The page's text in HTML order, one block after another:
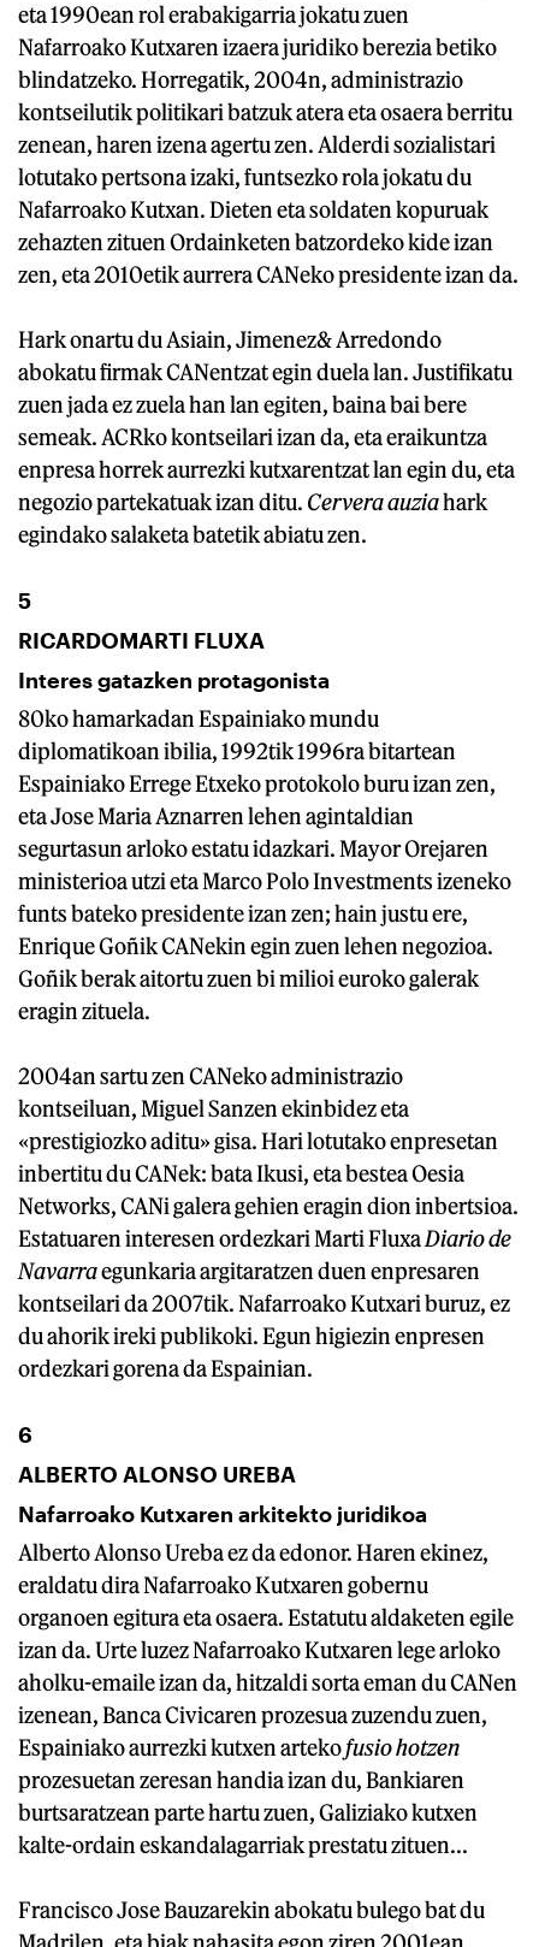
eta 1990ean rol erabakigarria jokatu zuen
Nafarroako Kutxaren izaera juridiko berezia betiko
blindatzeko. Horregatik, 2004n, administrazio
kontseilutik politikari batzuk atera eta osaera berritu
zenean, haren izena agertu zen. Alderdi sozialistari
lotutako pertsona izaki, funtsezko rola jokatu du
Nafarroako Kutxan. Dieten eta soldaten kopuruak
zehazten zituen Ordainketen batzordeko kide izan
zen, eta 2010etik aurrera CANeko presidente izan da.
Hark onartu du Asiain, Jimenez& Arredondo
abokatu firmak CANentzat egin duela lan. Justifikatu
zuen jada ez zuela han lan egiten, baina bai bere
semeak. ACRko kontseilari izan da, eta eraikuntza
enpresa horrek aurrezki kutxarentzat lan egin du, eta
negozio partekatuak izan ditu. Cervera auziahark
egindako salaketa batetik abiatu zen.
5
RICARDOMARTI FLUXA
Interes gatazken protagonista
80ko hamarkadan Espainiako mundu
diplomatikoan ibilia, 1992tik 1996ra bitartean
Espainiako Errege Etxeko protokolo buru izan zen,
eta Jose Maria Aznarren lehen agintaldian
segurtasun arloko estatu idazkari. Mayor Orejaren
ministerioa utzi eta Marco Polo Investments izeneko
funts bateko presidente izan zen; hain justu ere,
Enrique Goñik CANekin egin zuen lehen negozioa.
Goñik berak aitortu zuen bi milioi euroko galerak
eragin zituela.
2004an sartu zen CANeko administrazio
kontseiluan, Miguel Sanzen ekinbidez eta
«prestigiozko aditu» gisa. Hari lotutako enpresetan
inbertitu du CANek: bata Ikusi, eta bestea Oesia
Networks, CANi galera gehien eragin dion inbertsioa.
Estatuaren interesen ordezkari Marti FluxaDiario de
Navarraegunkaria argitaratzen duen enpresaren
kontseilari da 2007tik. Nafarroako Kutxari buruz, ez
du ahorik ireki publikoki. Egun higiezin enpresen
ordezkari gorena da Espainian.
6
ALBERTO ALONSO UREBA
Nafarroako Kutxaren arkitekto juridikoa
Alberto Alonso Ureba ez da edonor. Haren ekinez,
eraldatu dira Nafarroako Kutxaren gobernu
organoen egitura eta osaera. Estatutu aldaketen egile
izan da. Urte luzez Nafarroako Kutxaren lege arloko
aholku-emaile izan da, hitzaldi sorta eman du CANen
izenean, Banca Civicaren prozesua zuzendu zuen,
Espainiako aurrezki kutxen artekofusio hotzen
prozesuetan zeresan handia izan du, Bankiaren
burtsaratzean parte hartu zuen, Galiziako kutxen
kalte-ordain eskandalagarriak prestatu zituen...
Francisco Jose Bauzarekin abokatu bulego bat du